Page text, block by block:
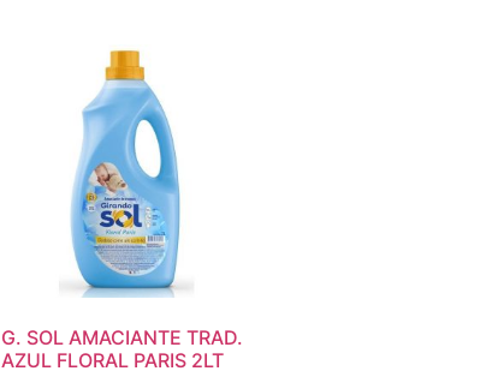
G. SOL AMACIANTE TRAD.
AZUL FLORAL PARIS 2LT